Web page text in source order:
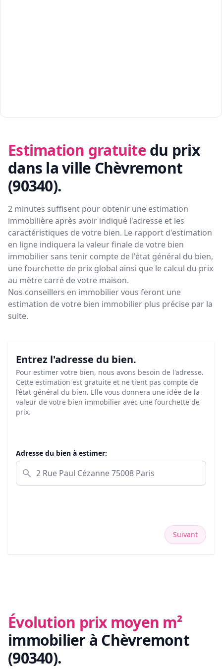
Estimation gratuite du prix
dans la ville Chèvremont
(90340).
2 minutes suffisent pour obtenir une estimation
immobilière après avoir indiqué l'adresse et les
caractéristiques de votre bien. Le rapport d'estimation
en ligne indiquera la valeur finale de votre bien
immobilier sans tenir compte de l'état général du bien,
une fourchette de prix global ainsi que le calcul du prix
au mètre carré de votre maison.
Nos conseillers en immobilier vous feront une
estimation de votre bien immobilier plus précise par la
suite.
Entrez l'adresse du bien.
Pour estimer votre bien, nous avons besoin de l'adresse.
Cette estimation est gratuite et ne tient pas compte de
l’état général du bien. Elle vous donnera une idée de la
valeur de votre bien immobilier avec une fourchette de
prix.
Adresse du bien à estimer:
Suivant
Évolution prix moyen m²
immobilier à Chèvremont
(90340).